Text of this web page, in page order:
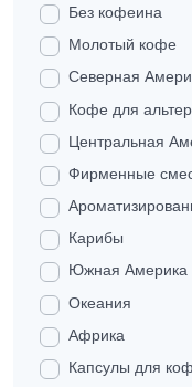
Без кофеина
Молотый кофе
Северная
Кофе для
Центральная
Фирменные
Карибы
Южная Америка
Океания
Африка
Капсулы для